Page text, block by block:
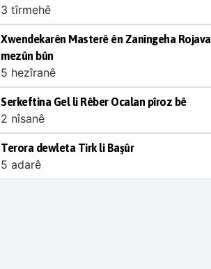
3 tîrmehê
Xwendekarên Masterê ên Zanîngeha Rojava
mezûn bûn
5 hezîranê
Serkeftina Gel li Rêber Ocalan pîroz bê
2 nîsanê
Terora dewleta Tirk li Başûr
5 adarê